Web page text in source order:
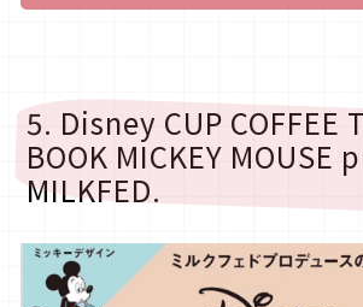
5. Disney CUP COFFEE
BOOK MICKEY MOUSE
MILKFED.